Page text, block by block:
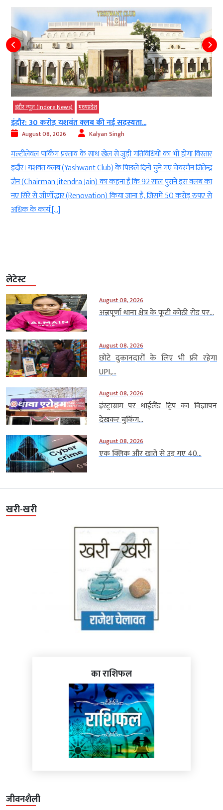
इंदौर न्यूज़ (Indore News) मध्‍यप्रदेश
इंदौर: 30 करोड़ यशवंत क्लब की नई सदस्यता...
August 08, 2026 Kalyan Singh
मल्टीलेवल पार्किंग प्रस्ताव के साथ खेल से जुड़ी गतिविधियों का भी होगा विस्तार
इंदौर। यशवंत क्लब (Yashwant Club) के पिछले दिनों चुने गए चेयरमैन जितेन्द्र
जैन (Chairman Jitendra Jain) का कहना है कि 92 साल पुराने इस क्लब का
नए सिरे से जीर्णोद्धार (Renovation) किया जाना है, जिसमें 50 करोड़ रुपए से
अधिक के कार्य […]
लेटेस्ट
August 08, 2026
अन्नपूर्णा थाना क्षेत्र के फूटी कोठी रोड पर...
August 08, 2026
छोटे दुकानदारों के लिए भी फ्री रहेगा
UPI,...
August 08, 2026
इंस्ट्राग्राम पर थाईलैंड ट्रिप का विज्ञापन
देखकर बुकिंग...
August 08, 2026
एक क्लिक और खाते से उड़ गए 40...
खरी-खरी
का राशिफल
जीवनशैली